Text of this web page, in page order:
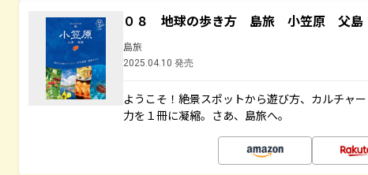
０８ 地球の歩き方 島旅 小笠原 父
島旅
2025.04.10 発売
ようこそ！絶景スポットから遊び方、カルチャ
力を１冊に凝縮。さあ、島旅へ。